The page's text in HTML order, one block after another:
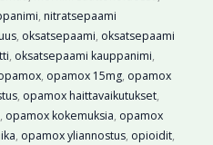
, nitratsepaami
, oksatsepaami, oksatsepaami
, oksatsepaami kauppanimi,
, opamox 15mg, opamox
, opamox haittavaikutukset,
, opamox kokemuksia, opamox
, opamox yliannostus, opioidit,